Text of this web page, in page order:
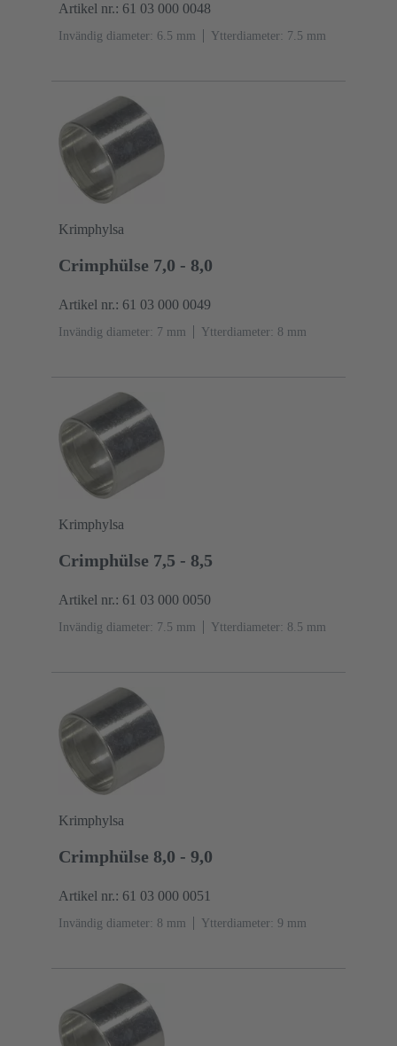
Artikel nr.: 61 03 000 0048
Invändig diameter: 6.5 mm Ytterdiameter: ‌7.5 mm
Krimphylsa
Crimphülse 7,0 - 8,0
Artikel nr.: 61 03 000 0049
Invändig diameter: 7 mm Ytterdiameter: ‌8 mm
Krimphylsa
Crimphülse 7,5 - 8,5
Artikel nr.: 61 03 000 0050
Invändig diameter: 7.5 mm Ytterdiameter: ‌8.5 mm
Krimphylsa
Crimphülse 8,0 - 9,0
Artikel nr.: 61 03 000 0051
Invändig diameter: 8 mm Ytterdiameter: ‌9 mm